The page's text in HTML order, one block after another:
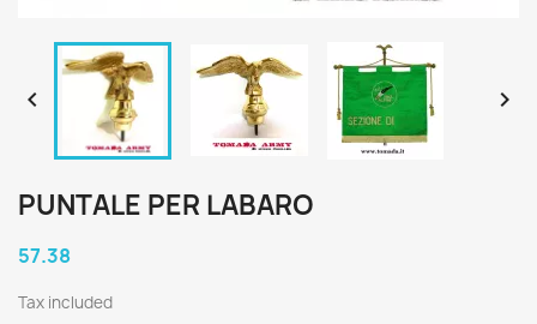
 
PUNTALE PER LABARO
57.38
Tax included